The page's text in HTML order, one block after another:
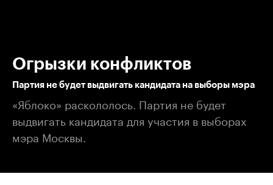
Огрызки конфликтов
Партия не будет выдвигать кандидата на выборы мэра
«Яблоко» раскололось. Партия не будет
выдвигать кандидата для участия в выборах
мэра Москвы.